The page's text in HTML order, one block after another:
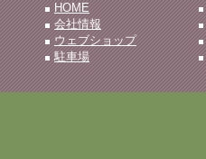
HOME
会社情報
ウェブショップ
駐車場